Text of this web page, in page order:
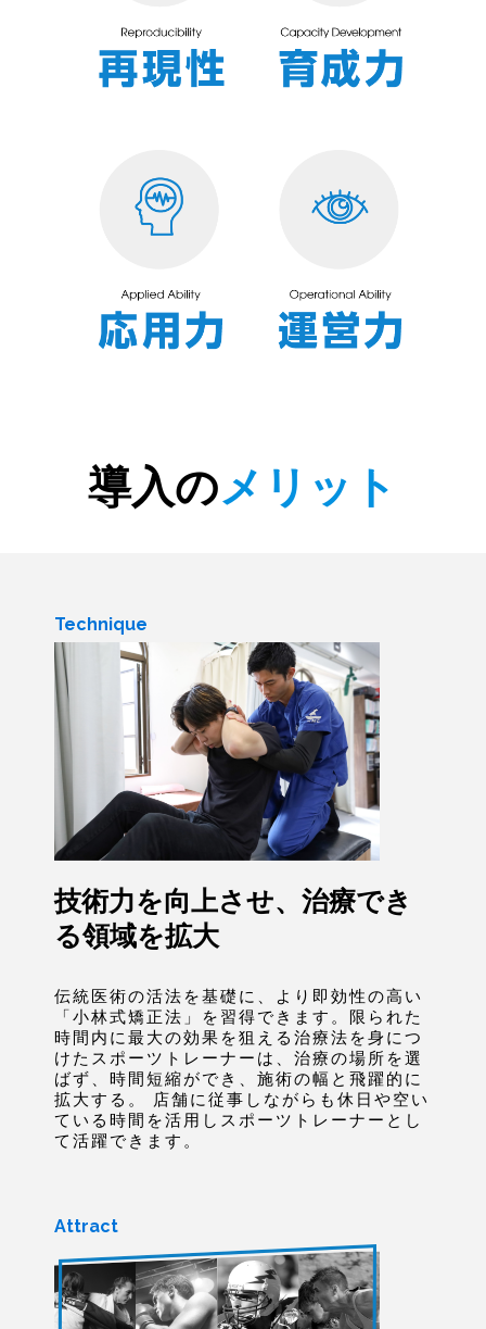
導入のメリット
Technique
技術力を向上させ、治療でき
る領域を拡大
伝統医術の活法を基礎に、より即効性の高い
「小林式矯正法」を習得できます。限られた
時間内に最大の効果を狙える治療法を身につ
けたスポーツトレーナーは、治療の場所を選
ばず、時間短縮ができ、施術の幅と飛躍的に
拡大する。 店舗に従事しながらも休日や空い
ている時間を活用しスポーツトレーナーとし
て活躍できます。
Attract